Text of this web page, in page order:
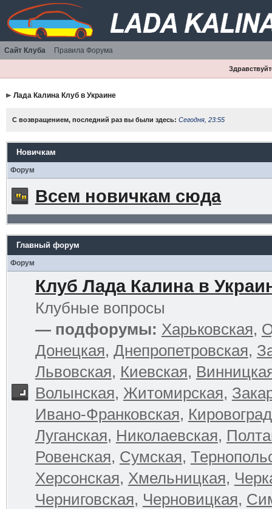
Сайт Клуба Правила Форума
Лада Калина Клуб в Украине
С возвращением, последний раз вы были здесь: Сегодня, 23:55
Новичкам
Форум
Всем новичкам сюда
Главный форум
Форум
Клуб Лада Калина в
Клубные вопросы
— подфорумы: Харьковская,
Донецкая, Днепропетровская,
Львовская, Киевская,
Волынская, Житомирская,
Ивано-Франковская,
Луганская, Николаевская,
Ровенская, Сумская,
Херсонская, Хмельницкая,
Черниговская, Черновицкая,